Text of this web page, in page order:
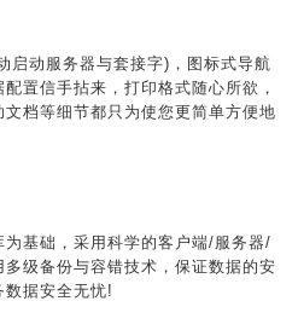
动服务器与套接字)，图标式导航
置信手拈来，打印格式随心所欲，
档等细节都只为使您更简单方便地
础，采用科学的客户端/服务器/
级备份与容错技术，保证数据的安
数据安全无忧!